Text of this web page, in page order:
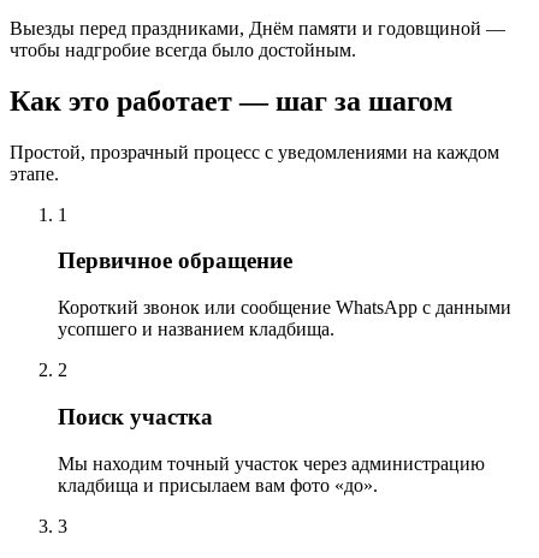
Выезды перед праздниками, Днём памяти и годовщиной —
чтобы надгробие всегда было достойным.
Как это работает — шаг за шагом
Простой, прозрачный процесс с уведомлениями на каждом
этапе.
1
Первичное обращение
Короткий звонок или сообщение WhatsApp с данными
усопшего и названием кладбища.
2
Поиск участка
Мы находим точный участок через администрацию
кладбища и присылаем вам фото «до».
3